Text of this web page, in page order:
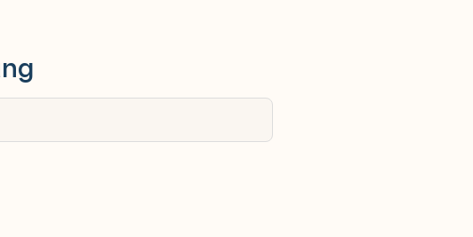
und parted